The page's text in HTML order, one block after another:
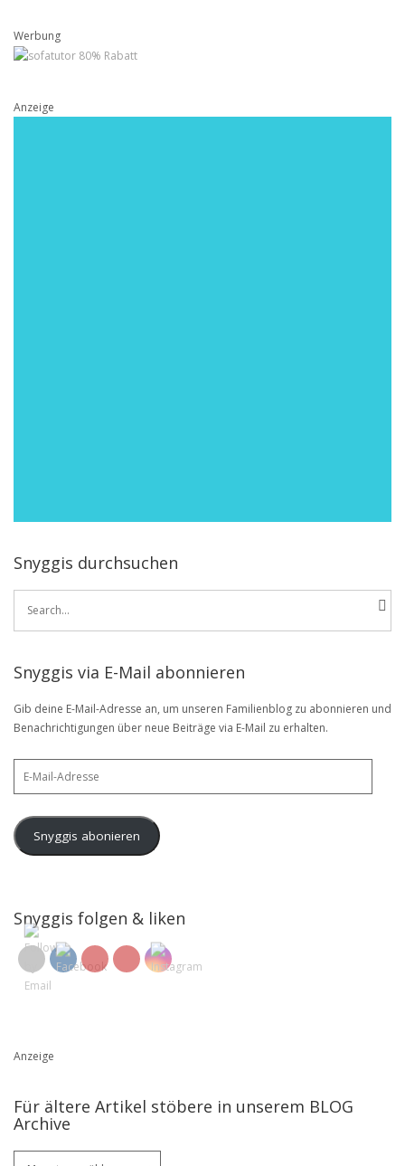
Werbung
Anzeige
Snyggis durchsuchen
Search
Snyggis via E-Mail abonnieren
Gib deine E-Mail-Adresse an, um unseren Familienblog zu abonnieren und
Benachrichtigungen über neue Beiträge via E-Mail zu erhalten.
Snyggis abonieren
Snyggis folgen & liken
Anzeige
Für ältere Artikel stöbere in unserem BLOG
Archive